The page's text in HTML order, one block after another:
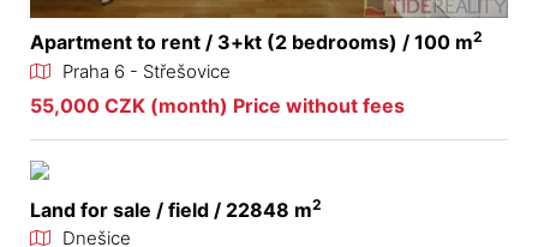
Apartment to rent / 3+kt (2 bedrooms) / 100 m2
Praha 6 - Střešovice
55,000 CZK (month) Price without fees
Land for sale / field / 22848 m2
Dnešice